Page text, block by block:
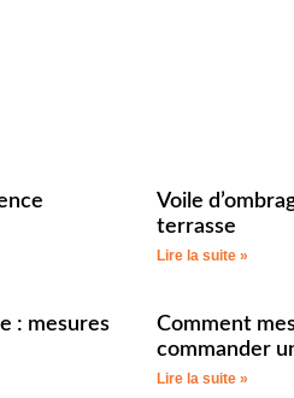
Voile
terrasse
Lire la suite »
: mesures
Comment
commander
Lire la suite »